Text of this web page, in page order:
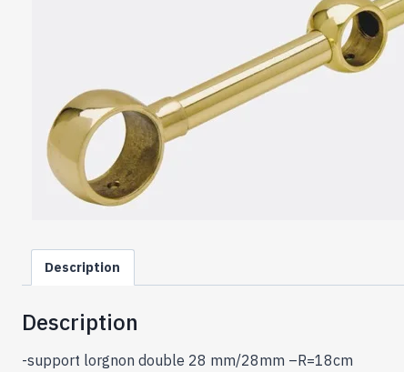
Description
Description
-support lorgnon double 28 mm/28mm –R=18cm